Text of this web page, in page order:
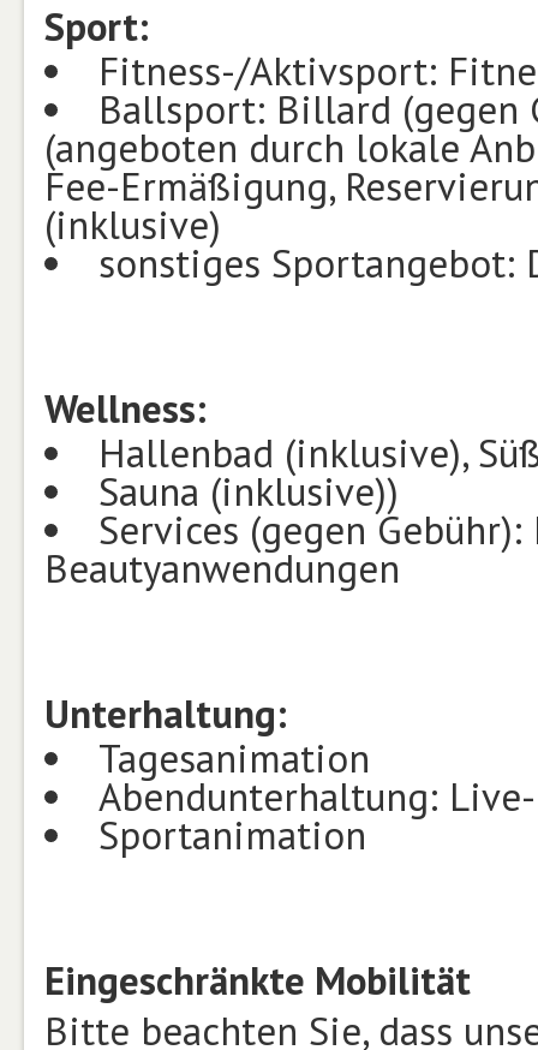
Sport:
Fitness-/Aktivsport:
Ballsport: Billard (gegen
(angeboten durch lokale
Fee-Ermäßigung,
(inklusive)
sonstiges Sportangebot:
Wellness:
Hallenbad (inklusive),
Sauna (inklusive))
Services (gegen
Beautyanwendungen
Unterhaltung:
Tagesanimation
Abendunterhaltung:
Sportanimation
Eingeschränkte Mobilität
Bitte beachten Sie, dass